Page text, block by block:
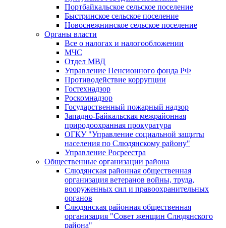
Портбайкальское сельское поселение
Быстринское сельское поселение
Новоснежнинское сельское поселение
Органы власти
Все о налогах и налогообложении
МЧС
Отдел МВД
Управление Пенсионного фонда РФ
Противодействие коррупции
Гостехнадзор
Роскомнадзор
Государственный пожарный надзор
Западно-Байкальская межрайонная
природоохранная прокуратура
ОГКУ "Управление социальной защиты
населения по Слюдянскому району"
Управление Росреестра
Общественные организации района
Слюдянская районная общественная
организация ветеранов войны, труда,
вооруженных сил и правоохранительных
органов
Слюдянская районная общественная
организация "Совет женщин Слюдянского
района"